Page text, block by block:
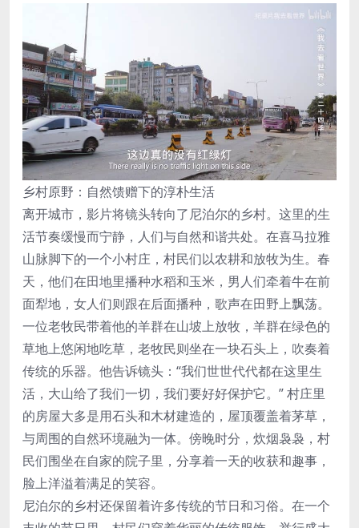
乡村原野：自然馈赠下的淳朴生活
离开城市，影片将镜头转向了尼泊尔的乡村。这里的生
活节奏缓慢而宁静，人们与自然和谐共处。在喜马拉雅
山脉脚下的一个小村庄，村民们以农耕和放牧为生。春
天，他们在田地里播种水稻和玉米，男人们牵着牛在前
面犁地，女人们则跟在后面播种，歌声在田野上飘荡。
一位老牧民带着他的羊群在山坡上放牧，羊群在绿色的
草地上悠闲地吃草，老牧民则坐在一块石头上，吹奏着
传统的乐器。他告诉镜头：“我们世世代代都在这里生
活，大山给了我们一切，我们要好好保护它。” 村庄里
的房屋大多是用石头和木材建造的，屋顶覆盖着茅草，
与周围的自然环境融为一体。傍晚时分，炊烟袅袅，村
民们围坐在自家的院子里，分享着一天的收获和趣事，
脸上洋溢着满足的笑容。
尼泊尔的乡村还保留着许多传统的节日和习俗。在一个